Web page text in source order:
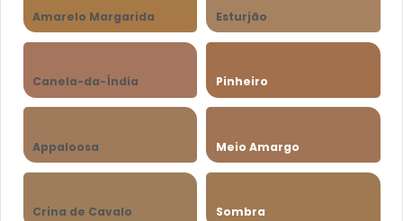
Amarelo Margarida Esturjão
Canela-da-Índia Pinheiro
Appaloosa Meio Amargo
Crina de Cavalo Sombra